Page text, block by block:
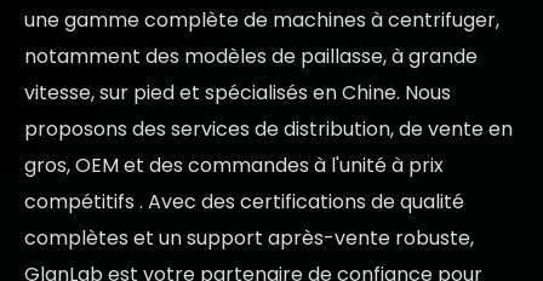
une gamme complète de machines à centrifuger,
notamment des modèles de paillasse, à grande
vitesse, sur pied et spécialisés en Chine. Nous
proposons des services de distribution, de vente en
gros, OEM et des commandes à l'unité à prix
compétitifs . Avec des certifications de qualité
complètes et un support après-vente robuste,
GlanLab est votre partenaire de confiance pour